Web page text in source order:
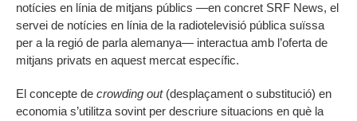
notícies en línia de mitjans públics —en concret SRF News, el
servei de notícies en línia de la radiotelevisió pública suïssa
per a la regió de parla alemanya— interactua amb l’oferta de
mitjans privats en aquest mercat específic.
El concepte de crowding out(desplaçament o substitució) en
economia s’utilitza sovint per descriure situacions en què la